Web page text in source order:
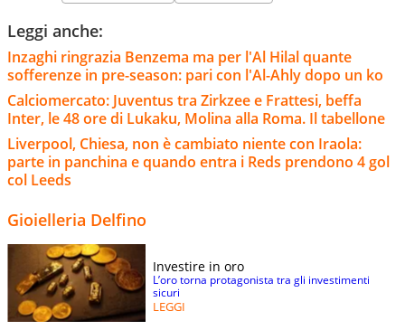
Leggi anche:
Inzaghi ringrazia Benzema ma per l'Al Hilal quante
sofferenze in pre-season: pari con l'Al-Ahly dopo un ko
Calciomercato: Juventus tra Zirkzee e Frattesi, beffa
Inter, le 48 ore di Lukaku, Molina alla Roma. Il tabellone
Liverpool, Chiesa, non è cambiato niente con Iraola:
parte in panchina e quando entra i Reds prendono 4 gol
col Leeds
Gioielleria Delfino
Investire in oro
L’oro torna protagonista tra gli investimenti
sicuri
LEGGI